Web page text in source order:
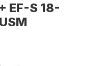
EF-S 18-